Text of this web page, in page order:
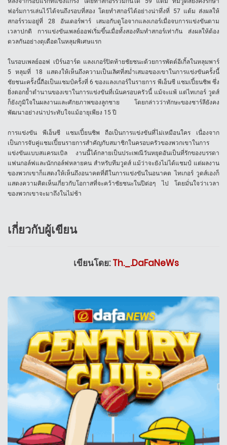
ฟอร์มการเล่นไว้ได้จนถึงรอบที่สอง โดยทำสกอร์ได้อย่างน่าทึ่งที่ 57 แต้ม ส่งผลให้
สกอร์รวมอยู่ที่ 28 อันเดอร์พาร์ เสมอกับดูโอจากแลงเกอร์เมื่อจบการแข่งขันตาม
เวลาปกติ การแข่งขันเพลย์ออฟเริ่มขึ้นเมื่อทั้งสองทีมทำสกอร์เท่ากัน ส่งผลให้ต้อง
ดวลกันอย่างดุเดือดในหลุมพิเศษแรก
ในรอบเพลย์ออฟ เบิร์นฮาร์ด แลงเกอร์ปิดท้ายชัยชนะด้วยการพัตต์อีเกิ้ลในหลุมพาร์
5 หลุมที่ 18 แสดงให้เห็นถึงความเป็นเลิศที่สม่ำเสมอของเขาในการแข่งขันครั้งนี้
ชัยชนะครั้งนี้ถือเป็นแชมป์ครั้งที่ 6 ของแลงเกอร์ในรายการ พีเอ็นซี แชมเปี้ยนชิพ ซึ่ง
ยิ่งตอกย้ำตำนานของเขาในการแข่งขันที่เน้นครอบครัวนี้ แม้จะแพ้ แต่ไทเกอร์ วูดส์
ก็ยังภูมิใจในผลงานและศักยภาพของลูกชาย โดยกล่าวว่าทักษะของชาร์ลียังคง
พัฒนาอย่างน่าประทับใจแม้อายุเพียง 15 ปี
การแข่งขัน พีเอ็นซี แชมเปี้ยนชิพ ถือเป็นการแข่งขันที่ไม่เหมือนใคร เนื่องจาก
เป็นการจับคู่แชมเปี้ยนรายการสำคัญกับสมาชิกในครอบครัวของพวกเขาในการ
แข่งขันแบบสแครมเบิล งานนี้ได้กลายเป็นประเพณีวันหยุดอันเป็นที่รักของบรรดา
แฟนกอล์ฟและนักกอล์ฟหลายคน สำหรับทีมวูดส์ แม้ว่าจะยังไม่ได้แชมป์ แต่ผลงาน
ของพวกเขาก็แสดงให้เห็นถึงอนาคตที่ดีในการแข่งขันในอนาคต ไทเกอร์ วูดส์เองก็
แสดงความคิดเห็นเกี่ยวกับโอกาสที่จะคว้าชัยชนะในปีต่อๆ ไป โดยมั่นใจว่าเวลา
ของพวกเขาจะมาถึงในไม่ช้า
เกี่ยวกับผู้เขียน
เขียนโดย:Th._.DaFaNeWs